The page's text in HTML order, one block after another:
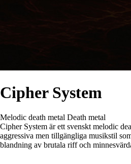
Cipher System
Melodic death metal Death metal
Cipher System är ett svenskt melodic
aggressiva men tillgängliga musikstil
blandning av brutala riff och